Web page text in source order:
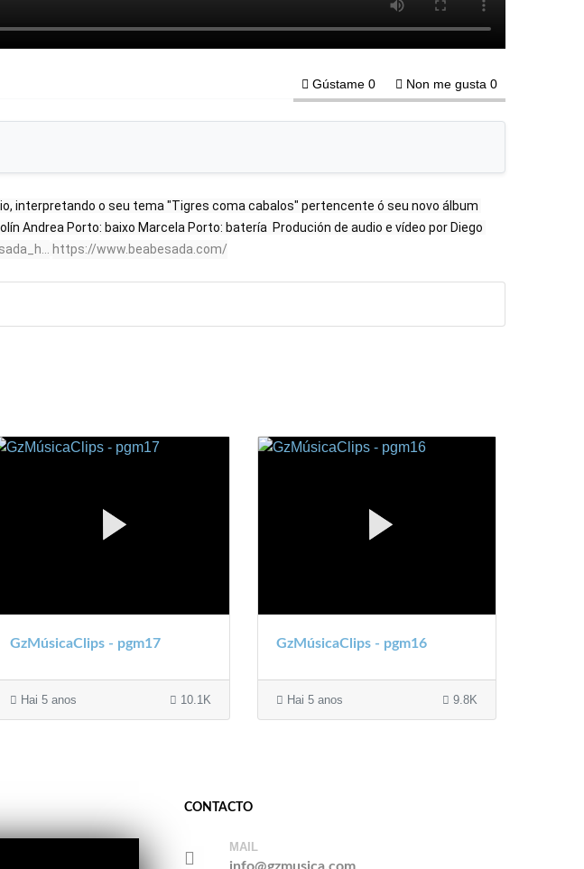
Gústame 0 Non me gusta 0
interpretando o seu tema "Tigres coma cabalos" pertencente ó seu novo álbum
Andrea Porto: baixo Marcela Porto: batería  Produción de audio e vídeo por Diego
https://www.beabesada.com/
GzMúsicaClips - pgm17
Hai 5 anos 10.1K
GzMúsicaClips - pgm16
Hai 5 anos 9.8K
CONTACTO
MAIL